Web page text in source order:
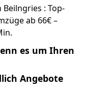
: Top-
ab 66€ –
es um Ihren
Angebote